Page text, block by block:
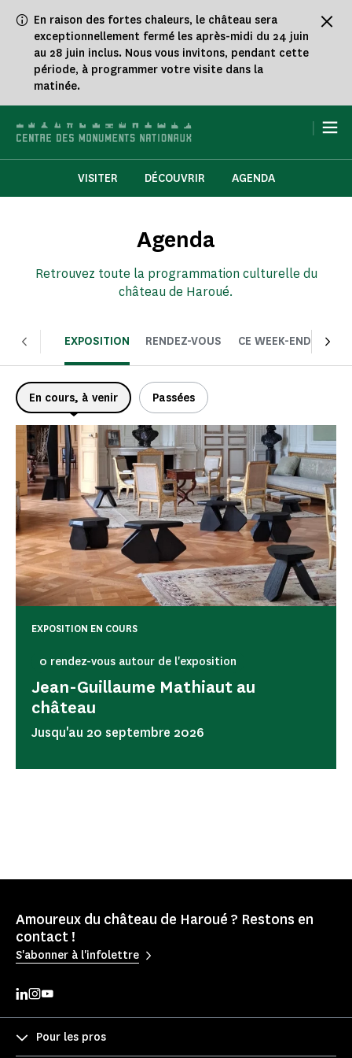
En raison des fortes chaleurs, le château sera
exceptionnellement fermé les après-midi du 24 juin
au 28 juin inclus. Nous vous invitons, pendant cette
période, à programmer votre visite dans la
matinée.
|
VISITER DÉCOUVRIR AGENDA
Agenda
Retrouvez toute la programmation culturelle du
château de Haroué.
EXPOSITION RENDEZ-VOUS CE WEEK-END
En cours, à venir Passées
Jean-Guillaume Mathiaut au
château
0 rendez-vous autour de l'exposition
Jusqu'au 20 septembre 2026
EXPOSITION EN COURS
Amoureux du château de Haroué ? Restons en
contact !
S'abonner à l'infolettre
Pour les pros